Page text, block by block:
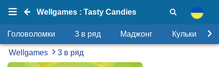
Wellgames : Tasty Candies
Головоломки 3 в ряд Маджонг Кульки
Wellgames 3 в ряд